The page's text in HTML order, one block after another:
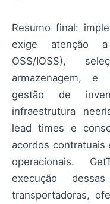
Resumo final:
exige atenção
OSS/IOSS),
armazenagem, e
gestão de
infraestrutura
lead times e
acordos contratuais
operacionais.
execução
transportadoras,